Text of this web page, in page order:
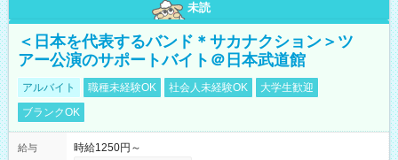
未読
＜日本を代表するバンド＊サカナクション＞ツ
アー公演のサポートバイト＠日本武道館
アルバイト 職種未経験OK 社会人未経験OK
大学生歓迎
ブランクOK
給与
時給1250円～